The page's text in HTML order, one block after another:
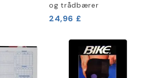
og trådbærer
24,96 £